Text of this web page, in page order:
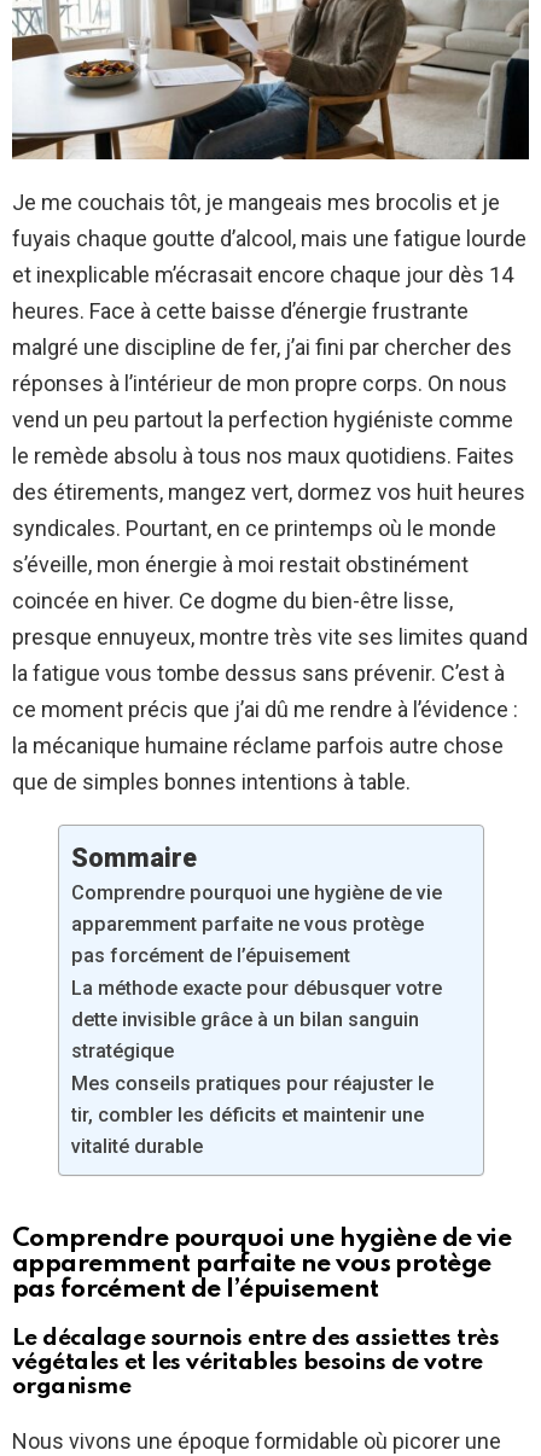
Je me couchais tôt, je mangeais mes brocolis et je
fuyais chaque goutte d’alcool, mais une fatigue lourde
et inexplicable m’écrasait encore chaque jour dès 14
heures. Face à cette baisse d’énergie frustrante
malgré une discipline de fer, j’ai fini par chercher des
réponses à l’intérieur de mon propre corps. On nous
vend un peu partout la perfection hygiéniste comme
le remède absolu à tous nos maux quotidiens. Faites
des étirements, mangez vert, dormez vos huit heures
syndicales. Pourtant, en ce printemps où le monde
s’éveille, mon énergie à moi restait obstinément
coincée en hiver. Ce dogme du bien-être lisse,
presque ennuyeux, montre très vite ses limites quand
la fatigue vous tombe dessus sans prévenir. C’est à
ce moment précis que j’ai dû me rendre à l’évidence :
la mécanique humaine réclame parfois autre chose
que de simples bonnes intentions à table.
Sommaire
Comprendre pourquoi une hygiène de vie
apparemment parfaite ne vous protège
pas forcément de l’épuisement
La méthode exacte pour débusquer votre
dette invisible grâce à un bilan sanguin
stratégique
Mes conseils pratiques pour réajuster le
tir, combler les déficits et maintenir une
vitalité durable
Comprendre pourquoi une hygiène de vie
apparemment parfaite ne vous protège
pas forcément de l’épuisement
Le décalage sournois entre des assiettes très
végétales et les véritables besoins de votre
organisme
Nous vivons une époque formidable où picorer une